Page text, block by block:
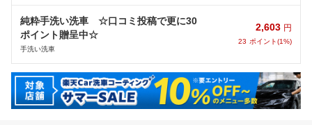
純粋手洗い洗車 ☆口コミ投稿で更に30
ポイント贈呈中☆
手洗い洗車
2,603 円
23 ポイント(1%)